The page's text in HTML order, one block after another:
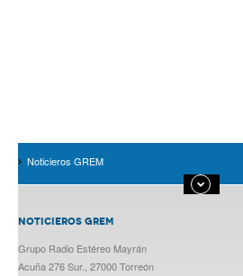
Noticieros GREM
NOTICIEROS GREM
Grupo Radio Estéreo Mayrán
Acuña 276 Sur., 27000 Torreón